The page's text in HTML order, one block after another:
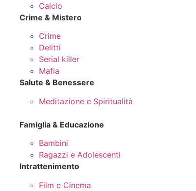
Calcio
Crime & Mistero
Crime
Delitti
Serial killer
Mafia
Salute & Benessere
Meditazione e Spiritualità
Famiglia & Educazione
Bambini
Ragazzi e Adolescenti
Intrattenimento
Film e Cinema